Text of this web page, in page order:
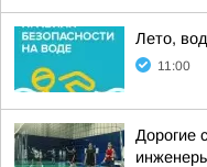
Лето,
11:00
Дорогие